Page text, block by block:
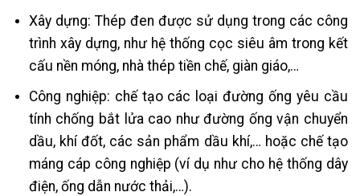
Xây dựng: Thép đen được sử dụng trong các công
trình xây dựng, như hệ thống cọc siêu âm trong kết
cấu nền móng, nhà thép tiền chế, giàn giáo,…
Công nghiệp: chế tạo các loại đường ống yêu cầu
tính chống bắt lửa cao như đường ống vận chuyển
dầu, khí đốt, các sản phẩm dầu khí,… hoặc chế tạo
máng cáp công nghiệp (ví dụ như cho hệ thống dây
điện, ống dẫn nước thải,…).